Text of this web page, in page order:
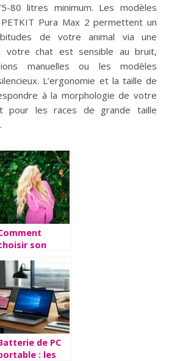
80 litres minimum. Les modèles
Pura Max 2 permettent un
de votre animal via une
votre chat est sensible au bruit,
manuelles ou les modèles
L’ergonomie et la taille de
à la morphologie de votre
pour les races de grande taille
son
selon sa
structure?
de PC
: les